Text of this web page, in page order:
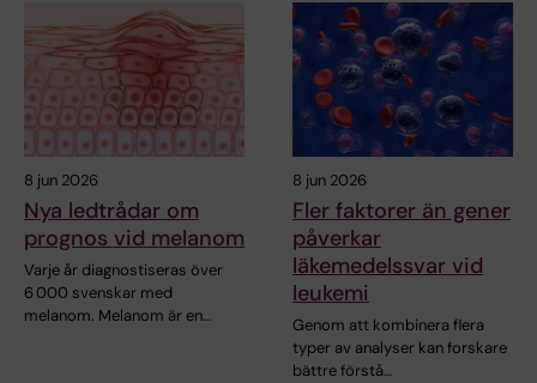
8 jun 2026
Nya ledtrådar om
prognos vid melanom
Varje år diagnostiseras över
6 000 svenskar med
melanom. Melanom är en…
8 jun 2026
Fler faktorer än gener
påverkar
läkemedelssvar vid
leukemi
Genom att kombinera flera
typer av analyser kan forskare
bättre förstå…